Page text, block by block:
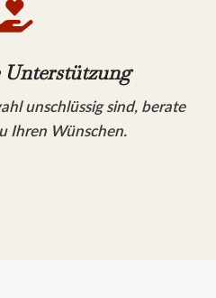
Unterstützung
unschlüssig sind, berate
Ihren Wünschen.